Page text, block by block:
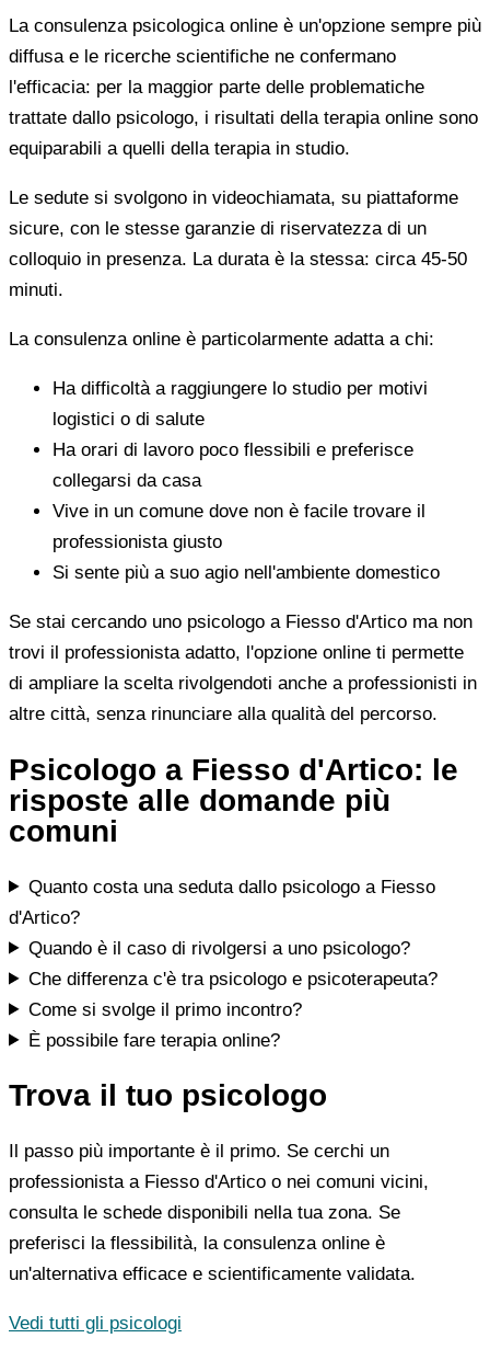
La consulenza psicologica online è un'opzione sempre più
diffusa e le ricerche scientifiche ne confermano
l'efficacia: per la maggior parte delle problematiche
trattate dallo psicologo, i risultati della terapia online sono
equiparabili a quelli della terapia in studio.
Le sedute si svolgono in videochiamata, su piattaforme
sicure, con le stesse garanzie di riservatezza di un
colloquio in presenza. La durata è la stessa: circa 45-50
minuti.
La consulenza online è particolarmente adatta a chi:
Ha difficoltà a raggiungere lo studio per motivi
logistici o di salute
Ha orari di lavoro poco flessibili e preferisce
collegarsi da casa
Vive in un comune dove non è facile trovare il
professionista giusto
Si sente più a suo agio nell'ambiente domestico
Se stai cercando uno psicologo a Fiesso d'Artico ma non
trovi il professionista adatto, l'opzione online ti permette
di ampliare la scelta rivolgendoti anche a professionisti in
altre città, senza rinunciare alla qualità del percorso.
Psicologo a Fiesso d'Artico: le
risposte alle domande più
comuni
Quanto costa una seduta dallo psicologo a Fiesso
d'Artico?
Quando è il caso di rivolgersi a uno psicologo?
Che differenza c'è tra psicologo e psicoterapeuta?
Come si svolge il primo incontro?
È possibile fare terapia online?
Trova il tuo psicologo
Il passo più importante è il primo. Se cerchi un
professionista a Fiesso d'Artico o nei comuni vicini,
consulta le schede disponibili nella tua zona. Se
preferisci la flessibilità, la consulenza online è
un'alternativa efficace e scientificamente validata.
Vedi tutti gli psicologi